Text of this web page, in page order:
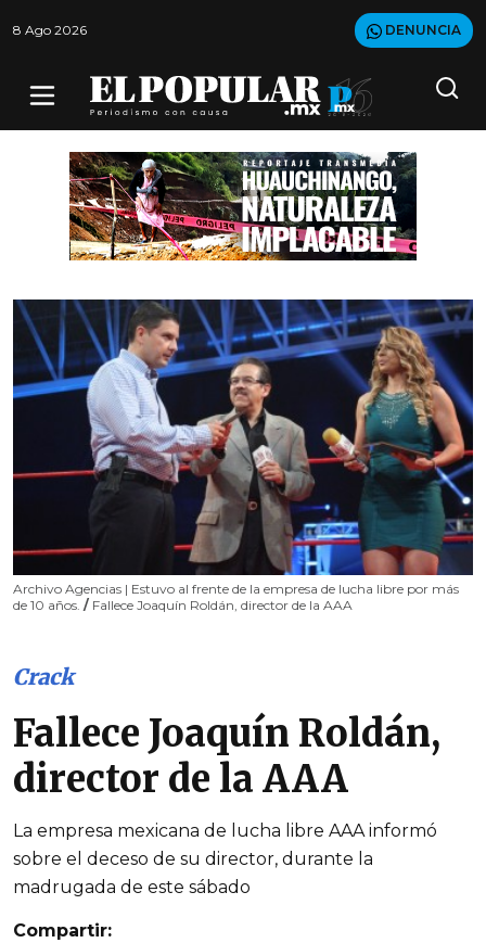
8 Ago 2026 DENUNCIA
Archivo Agencias | Estuvo al frente de la empresa de lucha libre por más
de 10 años. / Fallece Joaquín Roldán, director de la AAA
Crack
Fallece Joaquín Roldán,
director de la AAA
La empresa mexicana de lucha libre AAA informó
sobre el deceso de su director, durante la
madrugada de este sábado
Compartir: